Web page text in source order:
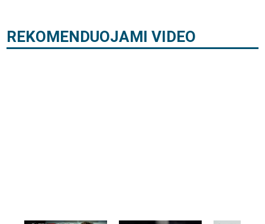
REKOMENDUOJAMI VIDEO